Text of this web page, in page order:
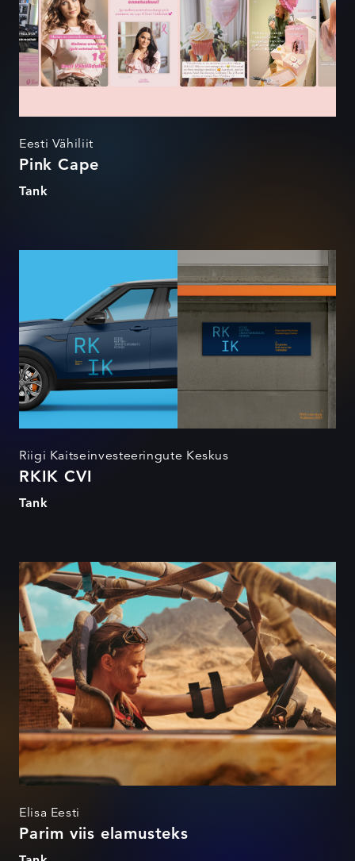
Eesti Vähiliit
Pink Cape
Tank
RKIK CVI
Riigi Kaitseinvesteeringute Keskus
RKIK CVI
Tank
Parim viis elamusteks
Elisa Eesti
Parim viis elamusteks